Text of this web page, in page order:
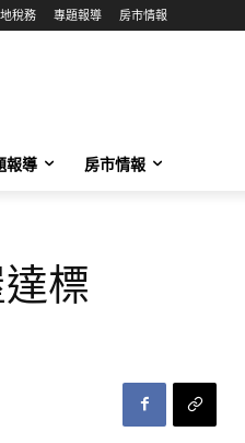
稅務 專題報導 房市情報
報導 房市情報
標